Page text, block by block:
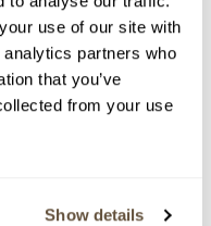
use of our site with
partners who
that you’ve
from your use
Show details
vlevo dole Mocek
o autorovi